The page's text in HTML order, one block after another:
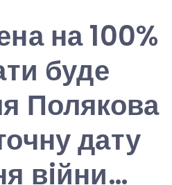
на 100%
буде
Полякова
дату
вiйни…